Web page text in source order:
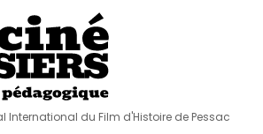
International du Film d'Histoire de Pessac